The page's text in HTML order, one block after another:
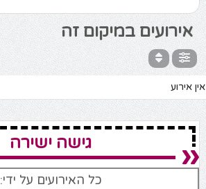
אירועים במיקום זה
אין אירוע
גישה ישירה
כל האירועים על ידי: